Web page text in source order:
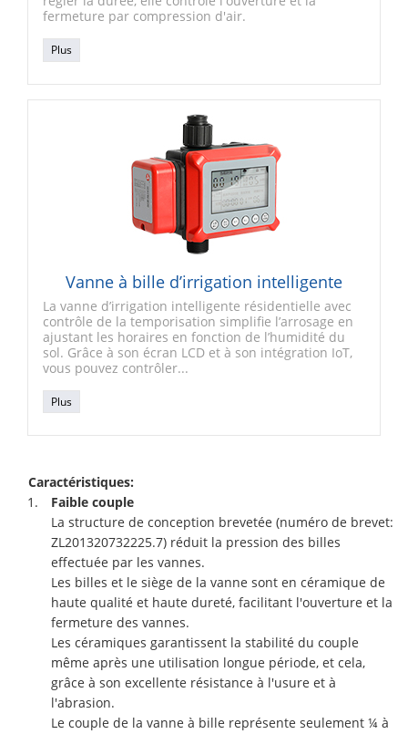
fermeture par compression d'air.
Plus
Vanne à bille d’irrigation intelligente
La vanne d’irrigation intelligente résidentielle avec
contrôle de la temporisation simplifie l’arrosage en
ajustant les horaires en fonction de l’humidité du
sol. Grâce à son écran LCD et à son intégration IoT,
vous pouvez contrôler...
Plus
Caractéristiques:
Faible couple
La structure de conception brevetée (numéro de brevet:
ZL201320732225.7) réduit la pression des billes
effectuée par les vannes.
Les billes et le siège de la vanne sont en céramique de
haute qualité et haute dureté, facilitant l'ouverture et la
fermeture des vannes.
Les céramiques garantissent la stabilité du couple
même après une utilisation longue période, et cela,
grâce à son excellente résistance à l'usure et à
l'abrasion.
Le couple de la vanne à bille représente seulement ¼ à